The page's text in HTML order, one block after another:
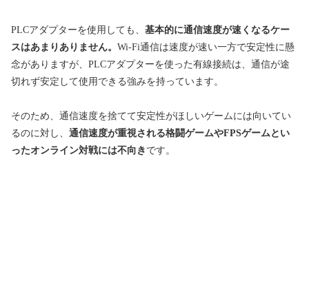
PLCアダプターを使用しても、 基本的に通信速度が速くなるケー
スはあまりありません。 Wi-Fi通信は速度が速い一方で安定性に懸
念がありますが、PLCアダプターを使った有線接続は、通信が途
切れず安定して使用できる強みを持っています。
そのため、通信速度を捨てて安定性がほしいゲームには向いてい
るのに対し、 通信速度が重視される格闘ゲームやFPSゲームとい
ったオンライン対戦には不向き です。